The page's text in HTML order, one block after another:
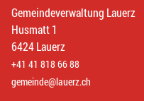
Gemeindeverwaltung Lauerz
Husmatt 1
6424 Lauerz
+41 41 818 66 88
gemeinde@lauerz.ch